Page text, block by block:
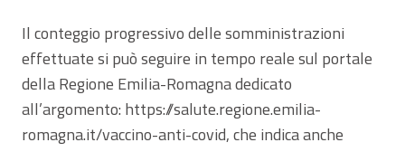
Il conteggio progressivo delle somministrazioni
effettuate si può seguire in tempo reale sul portale
della Regione Emilia-Romagna dedicato
all’argomento: https://salute.regione.emilia-
romagna.it/vaccino-anti-covid, che indica anche